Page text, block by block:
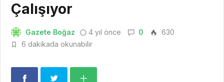
Çalışıyor
Gazete Boğaz 4 yıl önce 0
630
6 dakikada okunabilir